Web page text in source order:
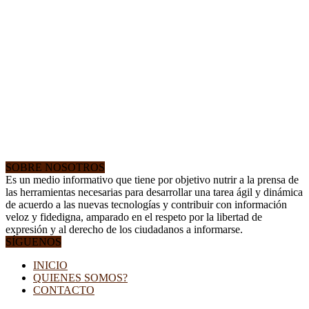
SOBRE NOSOTROS
Es un medio informativo que tiene por objetivo nutrir a la prensa de
las herramientas necesarias para desarrollar una tarea ágil y dinámica
de acuerdo a las nuevas tecnologías y contribuir con información
veloz y fidedigna, amparado en el respeto por la libertad de
expresión y al derecho de los ciudadanos a informarse.
SÍGUENOS
INICIO
QUIENES SOMOS?
CONTACTO